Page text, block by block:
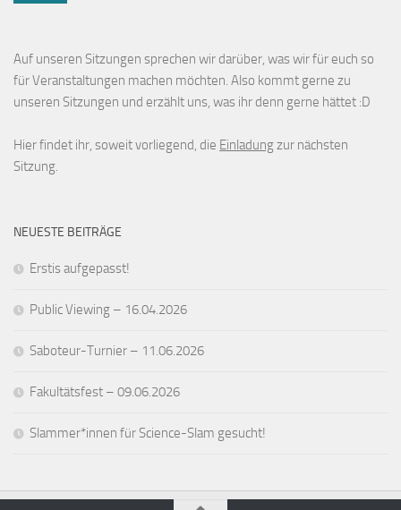
Auf unseren Sitzungen sprechen wir darüber, was wir für euch so
für Veranstaltungen machen möchten. Also kommt gerne zu
unseren Sitzungen und erzählt uns, was ihr denn gerne hättet :D
Hier findet ihr, soweit vorliegend, die Einladungzur nächsten
Sitzung.
NEUESTE BEITRÄGE
Erstis aufgepasst!
Public Viewing – 16.04.2026
Saboteur-Turnier – 11.06.2026
Fakultätsfest – 09.06.2026
Slammer*innen für Science-Slam gesucht!